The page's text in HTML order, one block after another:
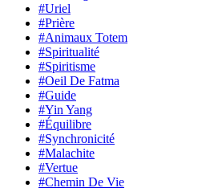
#Uriel
#Prière
#Animaux Totem
#Spiritualité
#Spiritisme
#Oeil De Fatma
#Guide
#Yin Yang
#Équilibre
#Synchronicité
#Malachite
#Vertue
#Chemin De Vie